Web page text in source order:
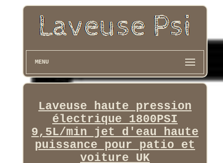
MENU
Laveuse haute pression
électrique 1800PSI
9,5L/min jet d'eau haute
puissance pour patio et
voiture UK